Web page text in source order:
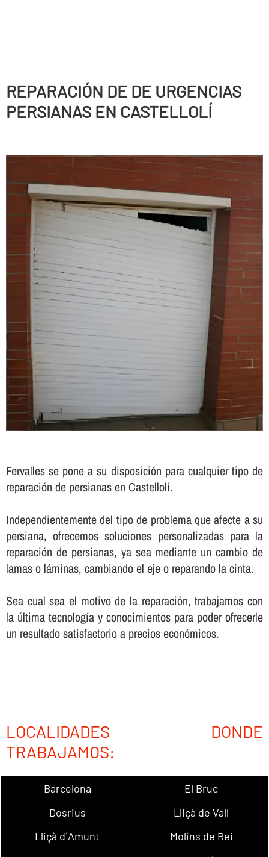
REPARACIÓN DE DE URGENCIAS
PERSIANAS EN CASTELLOLÍ
Fervalles se pone a su disposición para cualquier tipo de
reparación de persianas en Castellolí.
Independientemente del tipo de problema que afecte a su
persiana, ofrecemos soluciones personalizadas para la
reparación de persianas, ya sea mediante un cambio de
lamas o láminas, cambiando el eje o reparando la cinta.
Sea cual sea el motivo de la reparación, trabajamos con
la última tecnologí­a y conocimientos para poder ofrecerle
un resultado satisfactorio a precios económicos.
LOCALIDADES DONDE
TRABAJAMOS:
Barcelona
El Bruc
Dosrius
Lliçà de Vall
Lliçà d´Amunt
Molins de Rei